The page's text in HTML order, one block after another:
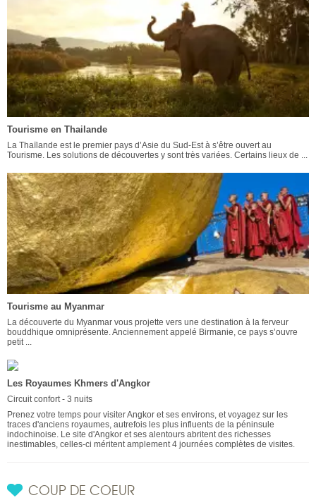
Tourisme en Thailande
La Thaïlande est le premier pays d’Asie du Sud-Est à s’être ouvert au
Tourisme. Les solutions de découvertes y sont très variées. Certains lieux de ...
Tourisme au Myanmar
La découverte du Myanmar vous projette vers une destination à la ferveur
bouddhique omniprésente. Anciennement appelé Birmanie, ce pays s’ouvre
petit ...
Les Royaumes Khmers d'Angkor
Circuit confort - 3 nuits
Prenez votre temps pour visiter Angkor et ses environs, et voyagez sur les
traces d'anciens royaumes, autrefois les plus influents de la péninsule
indochinoise. Le site d'Angkor et ses alentours abritent des richesses
inestimables, celles-ci méritent amplement 4 journées complètes de visites.
COUP DE COEUR